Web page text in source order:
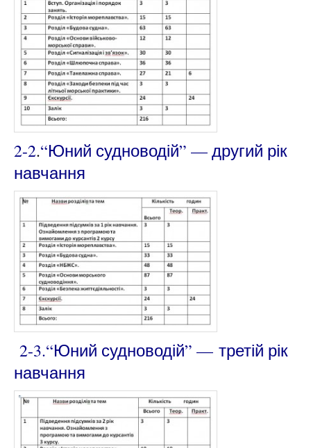
2-2.“Юний судноводій” —другий рік
навчання
2-3.“Юний судноводій” — третій рік
навчання